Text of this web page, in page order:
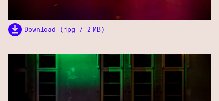
Download (jpg / 2 MB)